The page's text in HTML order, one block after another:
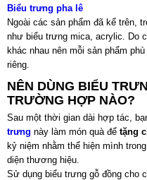
Biểu trưng pha lê
Ngoài các sản phẩm đã kể trên,
như biểu trưng mica, acrylic. Do
khác nhau nên mỗi sản phẩm
riêng.
NÊN DÙNG BIỂU
TRƯỜNG HỢP NÀO?
Sau một thời gian dài hợp tác,
trưng này làm món quà để tặng
kỷ niệm nhằm thể hiện mình
diện thương hiệu.
Sử dụng biểu trưng gỗ đồng cho